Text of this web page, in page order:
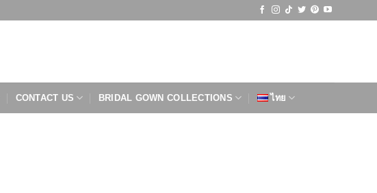
CONTACT US BRIDAL GOWN COLLECTIONS ไทย